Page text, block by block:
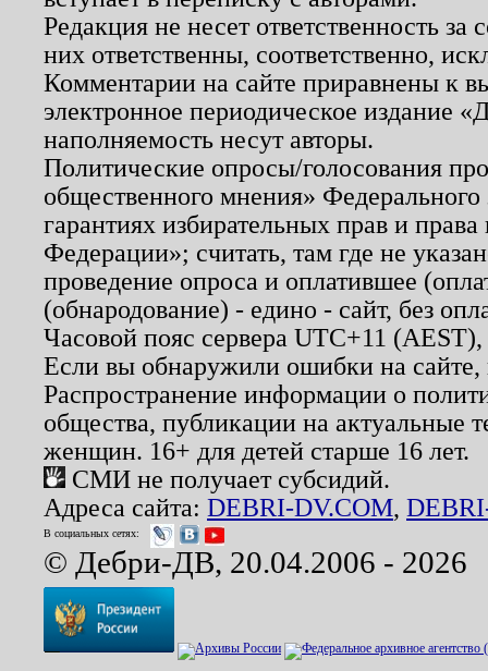
Редакция не несет ответственность
них ответственны, соответственно,
Комментарии на сайте приравнены к
электронное периодическое издание
наполняемость несут авторы.
Политические опросы/голосования
общественного мнения»
гарантиях избирательных прав и
Федерации»; считать, там где не
проведение опроса и оплатившее
(обнародование) - едино - сайт, без
Часовой пояс сервера UTC+11
Если вы обнаружили ошибки на
Распространение информации о
общества, публикации на актуальные
женщин. 16+ для детей старше 16 лет.
СМИ не получает субсидий.
Адреса сайта: DEBRI-DV.COM,
В социальных сетях:
© Дебри-ДВ, 20.04.2006 - 2026